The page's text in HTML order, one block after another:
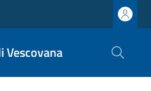
Vescovana